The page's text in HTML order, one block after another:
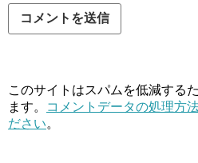
このサイトはスパムを低減する
ます。
コメントデータの処理方
ださい。